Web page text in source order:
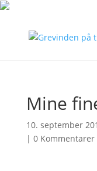
Mine
10. september
| 0 Kommentarer